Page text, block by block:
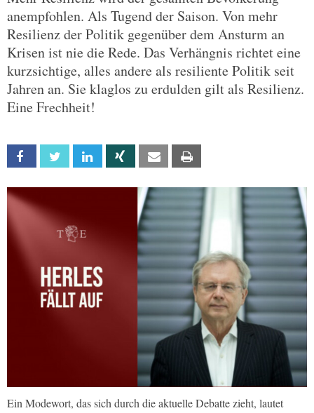
anempfohlen. Als Tugend der Saison. Von mehr
Resilienz der Politik gegenüber dem Ansturm an
Krisen ist nie die Rede. Das Verhängnis richtet eine
kurzsichtige, alles andere als resiliente Politik seit
Jahren an. Sie klaglos zu erdulden gilt als Resilienz.
Eine Frechheit!
Facebook Twitter Linkedin Xing Email
Ein Modewort, das sich durch die aktuelle Debatte zieht, lautet